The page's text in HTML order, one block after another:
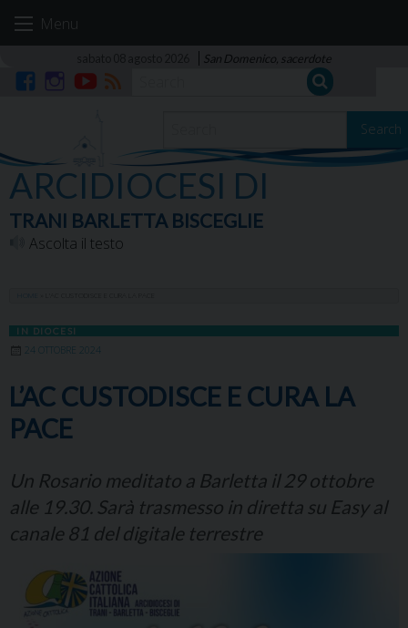
Menu
San Domenico, sacerdote
Search
ARCIDIOCESI DI
TRANI BARLETTA BISCEGLIE
Ascolta il testo
IN DIOCESI
24 OTTOBRE 2024
L’AC CUSTODISCE E CURA LA
PACE
Un Rosario meditato a Barletta il 29 ottobre
alle 19.30. Sarà trasmesso in diretta su Easy al
canale 81 del digitale terrestre